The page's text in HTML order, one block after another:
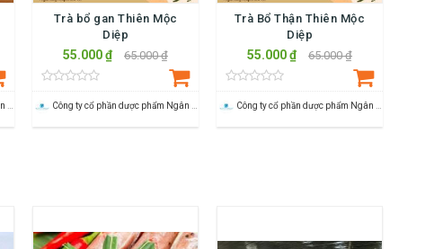
Công ty cổ phần dược phẩm Ngân Hà Pharma
Trà bổ gan Thiên Mộc
Diệp
55.000 ₫ 65.000 ₫
Công ty cổ phần dược phẩm Ngân Hà Pharma
Trà Bổ Thận Thiên Mộc
Diệp
55.000 ₫ 65.000 ₫
Công ty cổ phần dược phẩm Ngân Hà Pharma